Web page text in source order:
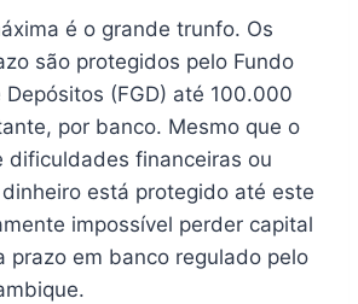
é o grande trunfo. Os
são protegidos pelo Fundo
(FGD) até 100.000
por banco. Mesmo que o
dificuldades financeiras ou
está protegido até este
impossível perder capital
prazo em banco regulado pelo